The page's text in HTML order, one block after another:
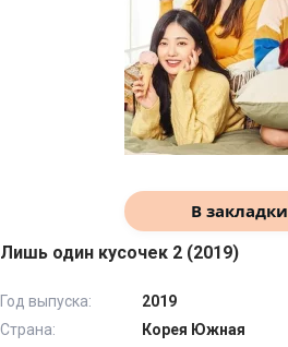
В закладки
Лишь один кусочек 2 (2019)
Год выпуска:
2019
Страна:
Корея Южная